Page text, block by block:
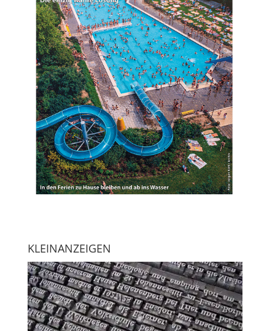
KLEINANZEIGEN